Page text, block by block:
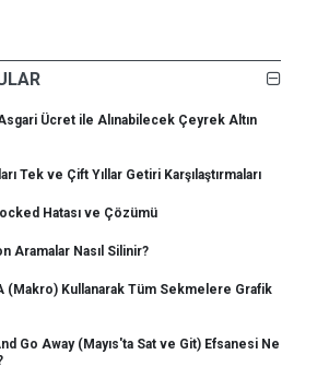
Ücret ile Alınabilecek Çeyrek Altın
Tek ve Çift Yıllar Getiri Karşılaştırmaları
Hatası ve Çözümü
Aramalar Nasıl Silinir?
(Makro) Kullanarak Tüm Sekmelere Grafik
Go Away (Mayıs'ta Sat ve Git) Efsanesi Ne